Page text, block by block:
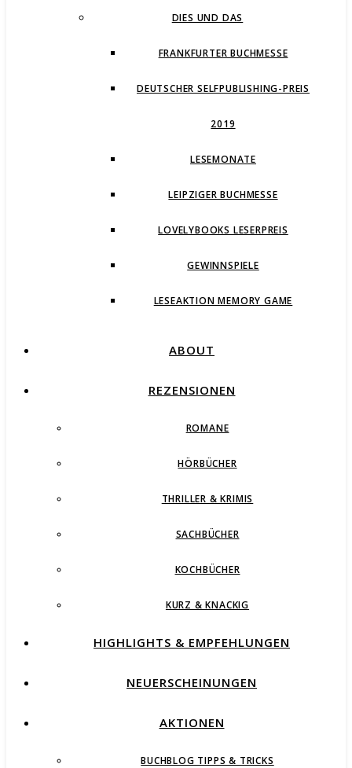
DIES UND DAS
FRANKFURTER BUCHMESSE
DEUTSCHER SELFPUBLISHING-PREIS
2019
LESEMONATE
LEIPZIGER BUCHMESSE
LOVELYBOOKS LESERPREIS
GEWINNSPIELE
LESEAKTION MEMORY GAME
ABOUT
REZENSIONEN
ROMANE
HÖRBÜCHER
THRILLER & KRIMIS
SACHBÜCHER
KOCHBÜCHER
KURZ & KNACKIG
HIGHLIGHTS & EMPFEHLUNGEN
NEUERSCHEINUNGEN
AKTIONEN
BUCHBLOG TIPPS & TRICKS